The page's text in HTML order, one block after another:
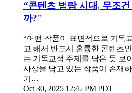
“콘텐츠 범람 시대, 무조
까?"
“어떤 작품이 표면적으로 기독
고 해서 반드시 훌륭한 콘텐츠
는 기독교적 주제를 담은 듯 보
사상을 담고 있는 작품이 존재
기…
Oct 30, 2025 12:42 PM PDT